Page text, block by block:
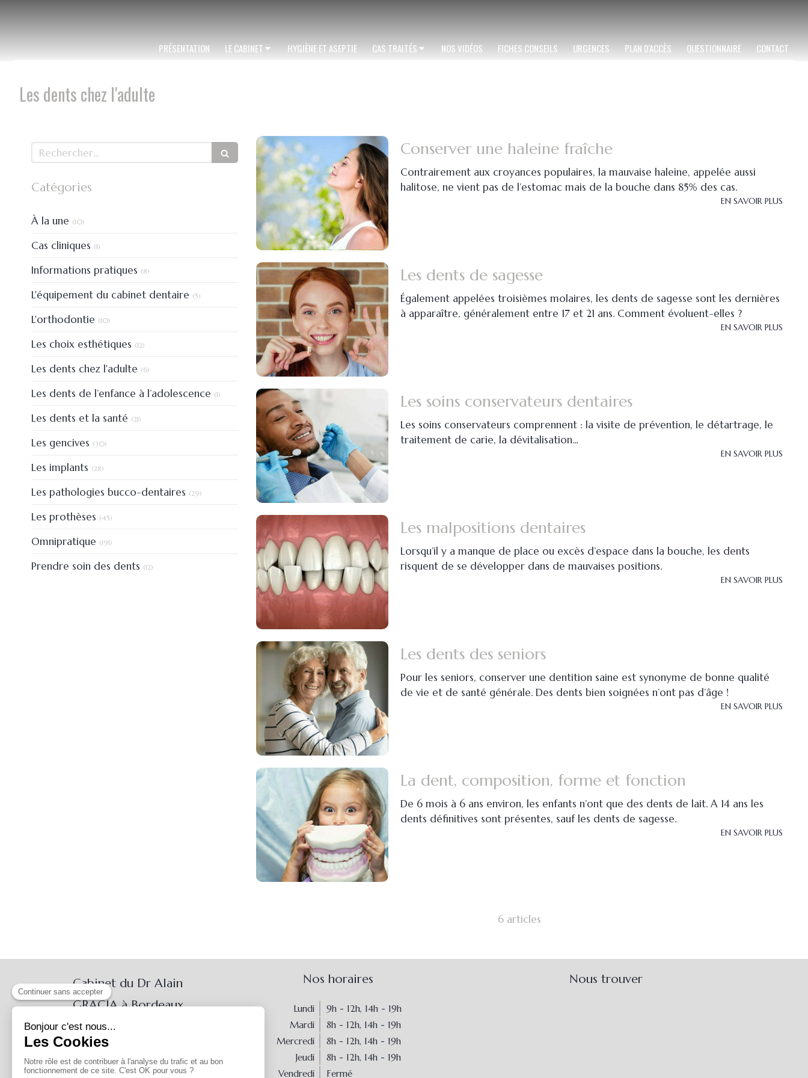
PRÉSENTATION LE CABINET HYGIÈNE ET ASEPTIE CAS TRAITÉS NOS VIDÉOS FICHES CONSEILS URGENCES PLAN D'ACCÈS QUESTIONNAIRE CONTACT
Les dents chez l'adulte
Conserver une haleine fraîche
Contrairement aux croyances populaires, la mauvaise haleine, appelée aussi
halitose, ne vient pas de l’estomac mais de la bouche dans 85% des cas.
EN SAVOIR PLUS
Les dents de sagesse
Également appelées troisièmes molaires, les dents de sagesse sont les dernières
à apparaître, généralement entre 17 et 21 ans. Comment évoluent-elles ?
EN SAVOIR PLUS
Les soins conservateurs dentaires
Les soins conservateurs comprennent : la visite de prévention, le détartrage, le
traitement de carie, la dévitalisation...
EN SAVOIR PLUS
Les malpositions dentaires
Lorsqu’il y a manque de place ou excès d’espace dans la bouche, les dents
risquent de se développer dans de mauvaises positions.
EN SAVOIR PLUS
Les dents des seniors
Pour les seniors, conserver une dentition saine est synonyme de bonne qualité
de vie et de santé générale. Des dents bien soignées n’ont pas d’âge !
EN SAVOIR PLUS
La dent, composition, forme et fonction
De 6 mois à 6 ans environ, les enfants n’ont que des dents de lait. A 14 ans les
dents définitives sont présentes, sauf les dents de sagesse.
EN SAVOIR PLUS
6 articles
Rechercher
Catégories
À la une (10)
Cas cliniques (1)
Informations pratiques (8)
L'équipement du cabinet dentaire (5)
L'orthodontie (10)
Les choix esthétiques (12)
Les dents chez l'adulte (6)
Les dents de l’enfance à l’adolescence (1) Articles Count
Les dents et la santé (21)
Les gencives (30)
Les implants (28)
Les pathologies bucco-dentaires (29)
Les prothèses (45)
Omnipratique (191)
Prendre soin des dents (12)
Cabinet du Dr Alain
GRACIA à Bordeaux
317 Boulevard du Président
Wilson
33200 Bordeaux
Afficher le téléphone
Nos horaires
Lundi 9h - 12h, 14h - 19h
Mardi
8h - 12h, 14h - 19h
Mercredi
8h - 12h, 14h - 19h
Jeudi
8h - 12h, 14h - 19h
Vendredi
Fermé
Nous trouver